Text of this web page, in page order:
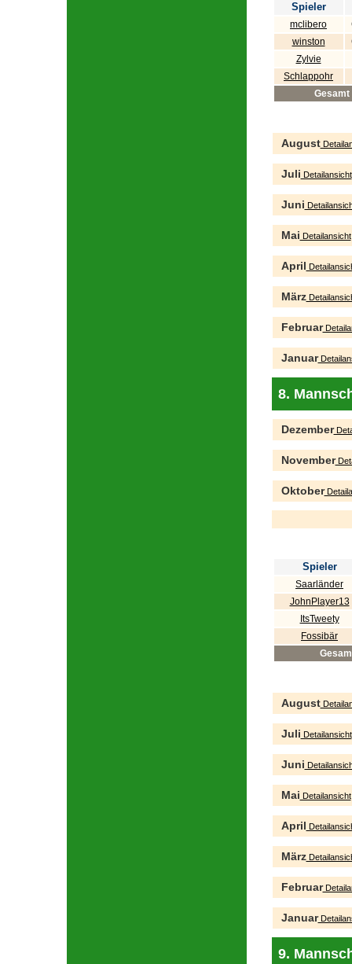
Spieler
mclibero
winston
Zylvie
Schlappohr
Gesamt
August
Juli Detailansicht
Juni
Mai Detailansicht
April
März
Februar
Januar
8.
Dezember
November
Oktober
Spieler
Saarländer
JohnPlayer13
ItsTweety
Fossibär
August
Juli Detailansicht
Juni
Mai Detailansicht
April
März
Februar
Januar
9.